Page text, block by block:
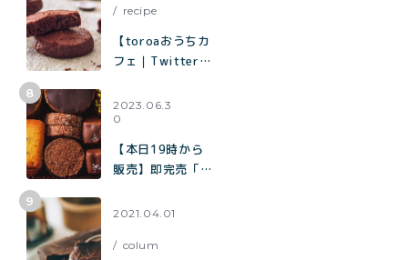
recipe
【toroaおうちカ
フェ｜Twitterで
題】混ぜて焼くだ
けで作れる生チョ
コみたいなクッキ
ー「濃厚チョコク
ッキー」の作り方
2023.06.3
0
【本日19時から
販売】即完売「チ
ー缶」の再販売／
「toroaのバター
2021.04.01
colum